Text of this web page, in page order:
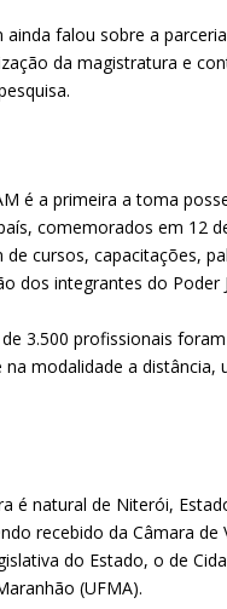
ainda falou sobre a
da magistratura e
é a primeira a toma
comemorados em 12
cursos, capacitações,
dos integrantes do Poder
3.500 profissionais
na modalidade a
é natural de Niterói,
recebido da Câmara
do Estado, o de
(UFMA).